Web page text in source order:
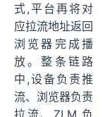
式,平台再将对
应拉流地址返回
浏览器完成播
放。整条链路
中,设备负责推
流、浏览器负责
拉流、ZLM 负